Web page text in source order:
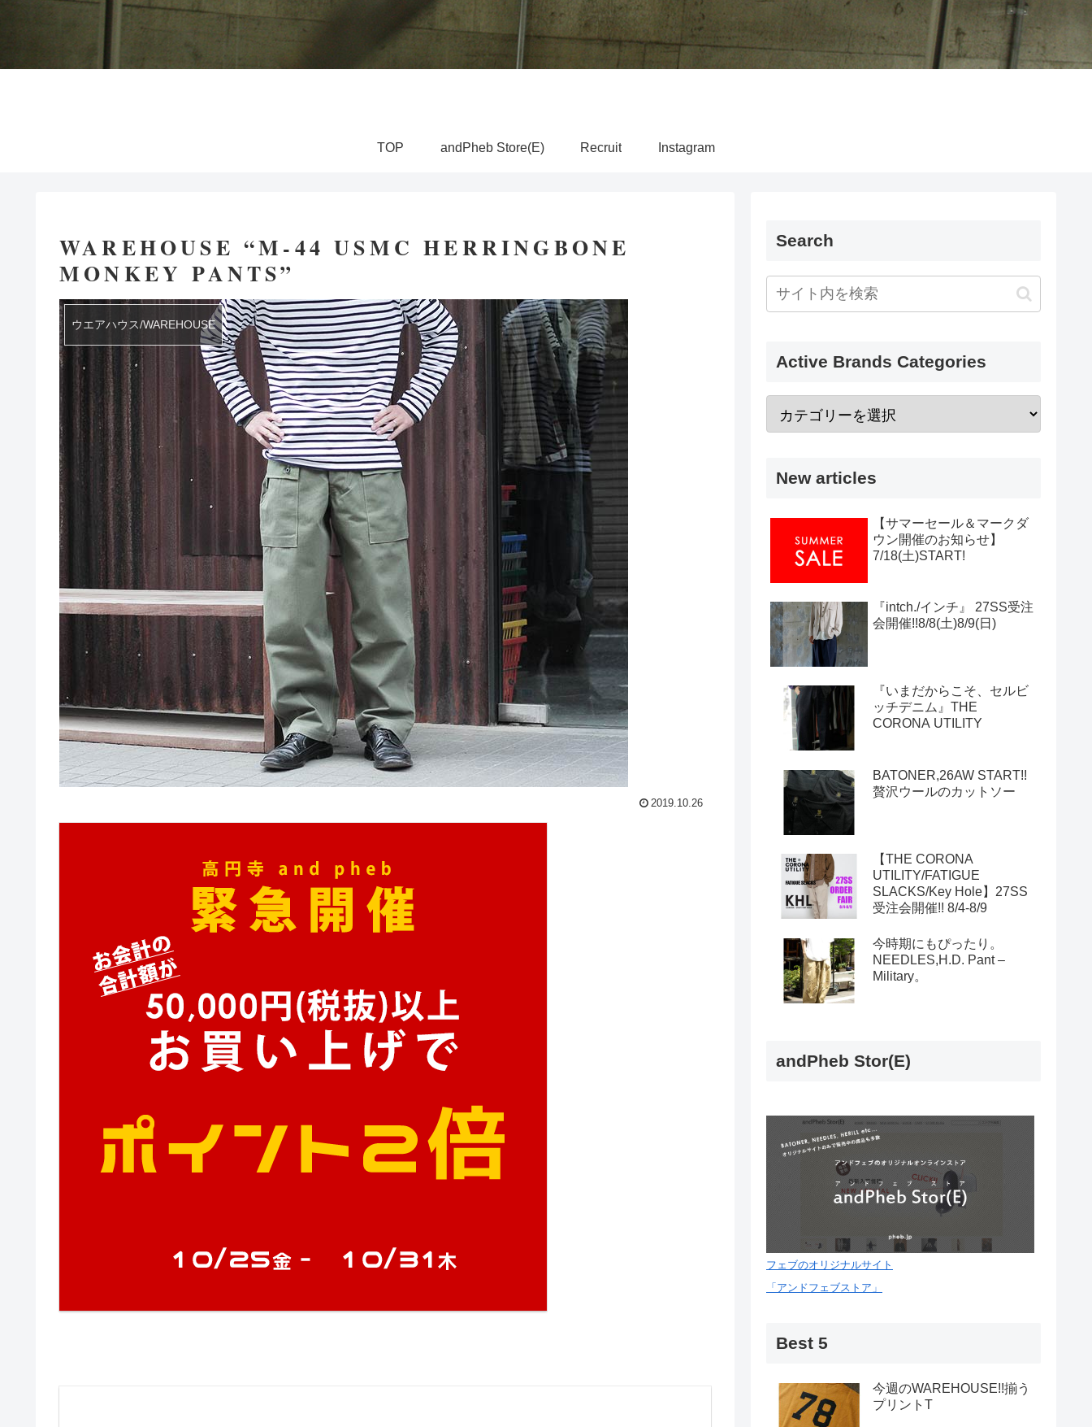
TOP andPheb Store(E) Recruit Instagram
WAREHOUSE “M-44 USMC HERRINGBONE
MONKEY PANTS”
ウエアハウス/WAREHOUSE
2019.10.26
Search
Active Brands Categories
New articles
【サマーセール＆マークダ
ウン開催のお知らせ】
7/18(土)START!
『intch./インチ』 27SS受注
会開催!!8/8(土)8/9(日)
『いまだからこそ、セルビ
ッチデニム』THE
CORONA UTILITY
BATONER,26AW START!!
贅沢ウールのカットソー
【THE CORONA
UTILITY/FATIGUE
SLACKS/Key Hole】27SS
受注会開催!! 8/4-8/9
今時期にもぴったり。
NEEDLES,H.D. Pant –
Military。
andPheb Stor(E)
フェブのオリジナルサイト
「アンドフェブストア」
Best 5
今週のWAREHOUSE!!揃う
プリントT